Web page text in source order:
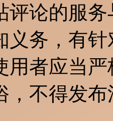
评论的服
义务，有
用者应当
，不得发